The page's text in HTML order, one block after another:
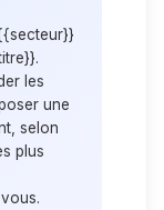
les
une
selon
plus